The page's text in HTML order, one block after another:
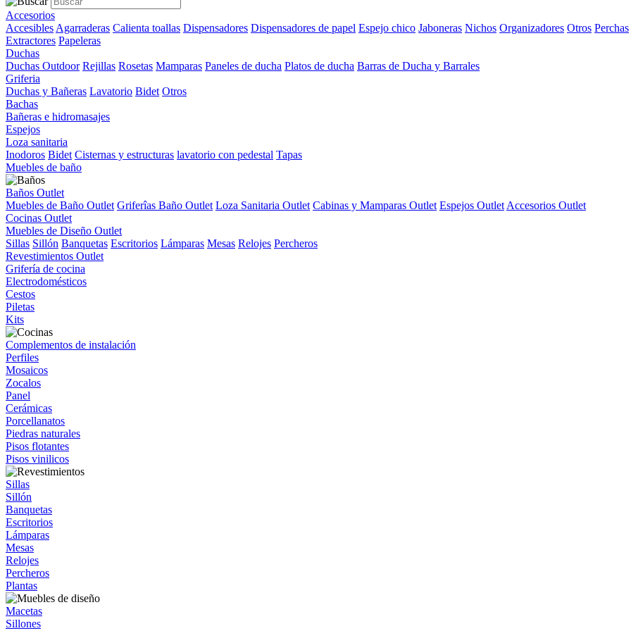
Accesorios
Accesibles Agarraderas Calienta toallas Dispensadores Dispensadores de papel Espejo chico Jaboneras Nichos Organizadores Otros Perchas
Extractores Papeleras
Duchas
Duchas Outdoor Rejillas Rosetas Mamparas Paneles de ducha Platos de ducha Barras de Ducha y Barrales
Griferia
Duchas y Bañeras Lavatorio Bidet Otros
Bachas
Bañeras e hidromasajes
Espejos
Loza sanitaria
Inodoros Bidet Cisternas y estructuras lavatorio con pedestal Tapas
Muebles de baño
Baños Outlet
Muebles de Baño Outlet Griferîas Baño Outlet Loza Sanitaria Outlet Cabinas y Mamparas Outlet Espejos Outlet Accesorios Outlet
Cocinas Outlet
Muebles de Diseño Outlet
Sillas Sillón Banquetas Escritorios Lámparas Mesas Relojes Percheros
Revestimientos Outlet
Grifería de cocina
Electrodomésticos
Cestos
Piletas
Kits
Complementos de instalación
Perfiles
Mosaicos
Zocalos
Panel
Cerámicas
Porcellanatos
Piedras naturales
Pisos flotantes
Pisos vinilicos
Sillas
Sillón
Banquetas
Escritorios
Lámparas
Mesas
Relojes
Percheros
Plantas
Macetas
Sillones